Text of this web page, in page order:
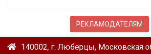
РЕКЛАМОДАТЕЛЯМ
140002, г. Люберцы, Московская